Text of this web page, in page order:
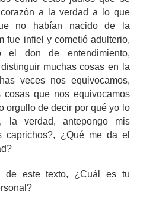
a la verdad a lo que
no habían nacido de la
fue infiel y cometió adulterio,
don de entendimiento,
muchas cosas en la
veces nos equivocamos,
que nos equivocamos
orgullo de decir por qué yo lo
la verdad, antepongo mis
caprichos?, ¿Qué me da el
de este texto, ¿Cuál es tu